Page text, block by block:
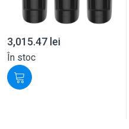
3,015.47 lei
În stoc